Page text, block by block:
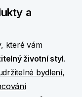
a
které vám
životní styl.
bydlení,